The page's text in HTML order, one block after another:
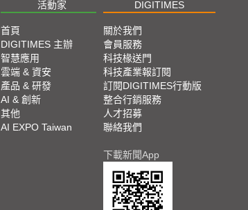
活動家 DIGITIMES
首頁
DIGITIMES 主辦
智慧應用
雲端 & 資安
產品 & 研發
AI & 創新
其他
AI EXPO Taiwan
關於我們
會員服務
科技椽送門
科技產業報訂閱
訂閱DIGITIMES行動版
整合行銷服務
人才招募
聯絡我們
下載新聞App